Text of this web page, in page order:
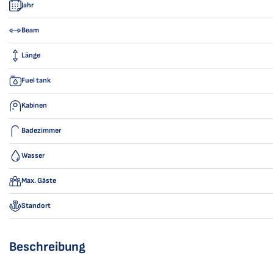
Jahr
Beam
Länge
Fuel tank
Kabinen
Badezimmer
Wasser
Max. Gäste
Standort
Beschreibung